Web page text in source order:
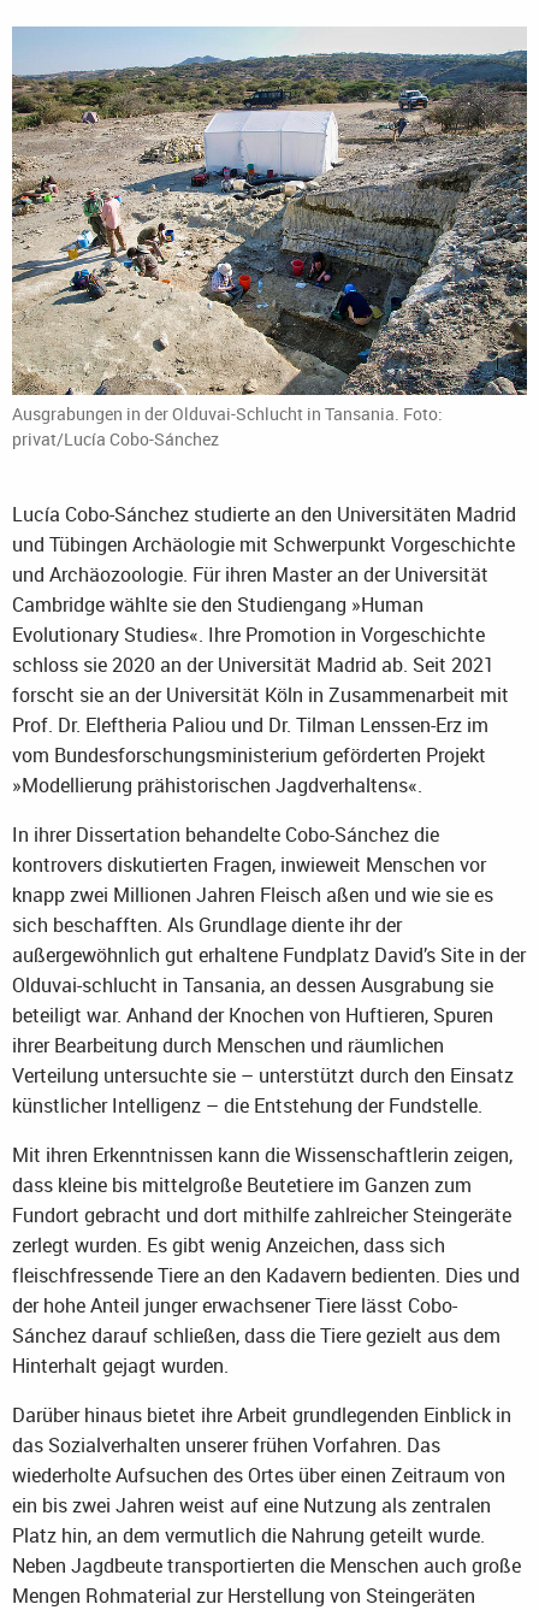
Ausgrabungen in der Olduvai-Schlucht in Tansania. Foto:
privat/Lucía Cobo-Sánchez
Lucía Cobo-Sánchez studierte an den Universitäten Madrid
und Tübingen Archäologie mit Schwerpunkt Vorgeschichte
und Archäozoologie. Für ihren Master an der Universität
Cambridge wählte sie den Studiengang »Human
Evolutionary Studies«. Ihre Promotion in Vorgeschichte
schloss sie 2020 an der Universität Madrid ab. Seit 2021
forscht sie an der Universität Köln in Zusammenarbeit mit
Prof. Dr. Eleftheria Paliou und Dr. Tilman Lenssen-Erz im
vom Bundesforschungsministerium geförderten Projekt
»Modellierung prähistorischen Jagdverhaltens«.
In ihrer Dissertation behandelte Cobo-Sánchez die
kontrovers diskutierten Fragen, inwieweit Menschen vor
knapp zwei Millionen Jahren Fleisch aßen und wie sie es
sich beschafften. Als Grundlage diente ihr der
außergewöhnlich gut erhaltene Fundplatz David’s Site in der
Olduvai-schlucht in Tansania, an dessen Ausgrabung sie
beteiligt war. Anhand der Knochen von Huftieren, Spuren
ihrer Bearbeitung durch Menschen und räumlichen
Verteilung untersuchte sie – unterstützt durch den Einsatz
künstlicher Intelligenz – die Entstehung der Fundstelle.
Mit ihren Erkenntnissen kann die Wissenschaftlerin zeigen,
dass kleine bis mittelgroße Beutetiere im Ganzen zum
Fundort gebracht und dort mithilfe zahlreicher Steingeräte
zerlegt wurden. Es gibt wenig Anzeichen, dass sich
fleischfressende Tiere an den Kadavern bedienten. Dies und
der hohe Anteil junger erwachsener Tiere lässt Cobo-
Sánchez darauf schließen, dass die Tiere gezielt aus dem
Hinterhalt gejagt wurden.
Darüber hinaus bietet ihre Arbeit grundlegenden Einblick in
das Sozialverhalten unserer frühen Vorfahren. Das
wiederholte Aufsuchen des Ortes über einen Zeitraum von
ein bis zwei Jahren weist auf eine Nutzung als zentralen
Platz hin, an dem vermutlich die Nahrung geteilt wurde.
Neben Jagdbeute transportierten die Menschen auch große
Mengen Rohmaterial zur Herstellung von Steingeräten